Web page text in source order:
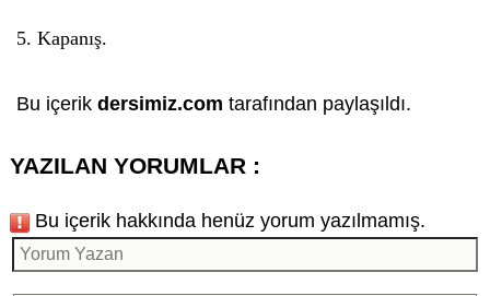
5. Kapanış.
Bu içerik dersimiz.com tarafından paylaşıldı.
YAZILAN YORUMLAR :
Bu içerik hakkında henüz yorum yazılmamış.